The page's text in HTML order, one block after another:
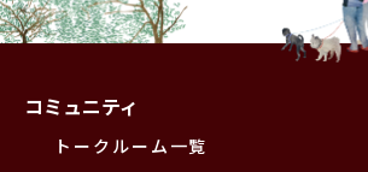
コミュニティ
トークルーム一覧